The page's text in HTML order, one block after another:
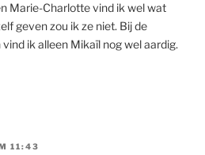
Marie-Charlotte vind ik wel wat
geven zou ik ze niet. Bij de
ik alleen Mikaïl nog wel aardig.
11:43